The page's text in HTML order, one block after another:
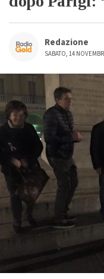
Redazione
SABATO, 14